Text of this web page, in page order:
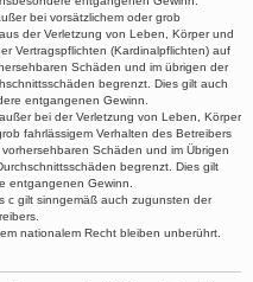
bei vorsätzlichem oder grob
der Verletzung von Leben, Körper und
Vertragspflichten (Kardinalpflichten) auf
Schäden und im übrigen der
begrenzt. Dies gilt auch
entgangenen Gewinn.
bei der Verletzung von Leben, Körper
fahrlässigem Verhalten des Betreibers
Schäden und im Übrigen
begrenzt. Dies gilt
entgangenen Gewinn.
c gilt sinngemäß auch zugunsten der
nationalem Recht bleiben unberührt.